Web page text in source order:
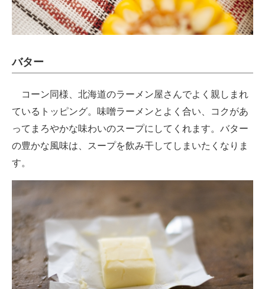
バター
コーン同様、北海道のラーメン屋さんでよく親しまれ
ているトッピング。味噌ラーメンとよく合い、コクがあ
ってまろやかな味わいのスープにしてくれます。バター
の豊かな風味は、スープを飲み干してしまいたくなりま
す。